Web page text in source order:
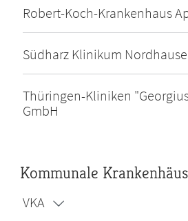
Robert-Koch-Krankenhaus
Südharz Klinikum
Thüringen-Kliniken
GmbH
Kommunale
VKA